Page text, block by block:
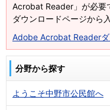
Acrobat Reader」が必
ダウンロードページから
Adobe Acrobat Readerダ
分野から探す
ようこそ中野市公民館へ